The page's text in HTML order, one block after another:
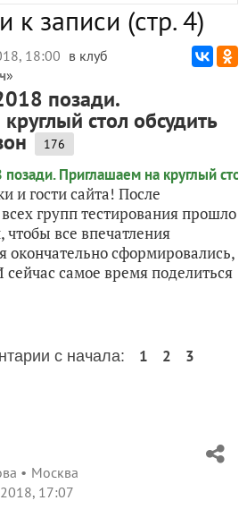
фото - обратите внимание!
и огородника от ТМ
укрытие роз!
горшечного автополива
горшечного автополива
к записи (стр. 4)
18:00 в клуб
»
позади.
стол обсудить
176
и гости сайта! После
групп тестирования прошло
чтобы все впечатления
окончательно сформировались,
сейчас самое время поделиться
с начала: 1 2 3
Москва
17:07